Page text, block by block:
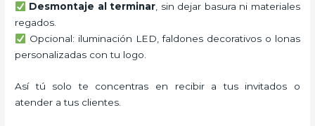
Desmontaje al terminar, sin dejar basura ni materiales
regados.
Opcional: iluminación LED, faldones decorativos o lonas
personalizadas con tu logo.
Así tú solo te concentras en recibir a tus invitados o
atender a tus clientes.